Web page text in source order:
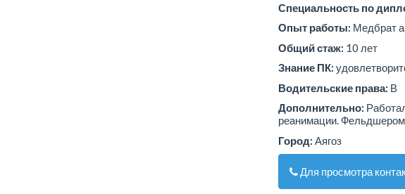
Специальность по
Опыт работы: Медбрат
Общий стаж: 10 лет
Знание ПК:
Водительские права: В
Дополнительно:
реанимации. Фельдшером
Город: Аягоз
Для просмотра